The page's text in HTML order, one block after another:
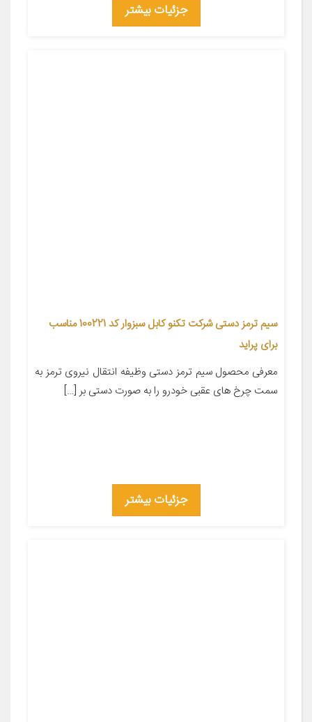
جزئیات بیشتر
سیم ترمز دستی شرکت تکنو کابل سبزوار کد 100221 مناسب
برای پراید
معرفی محصول سیم ترمز دستی وظیفه انتقال نیروی ترمز به
سمت چرخ های عقبی خودرو را به صورت دستی بر […]
جزئیات بیشتر